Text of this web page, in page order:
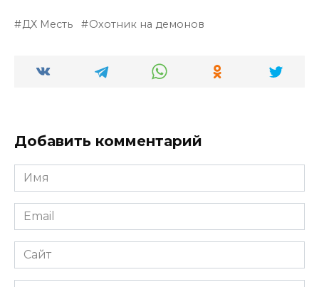
ДХ Месть Охотник на демонов
Добавить комментарий
Имя
*
Email
*
Сайт